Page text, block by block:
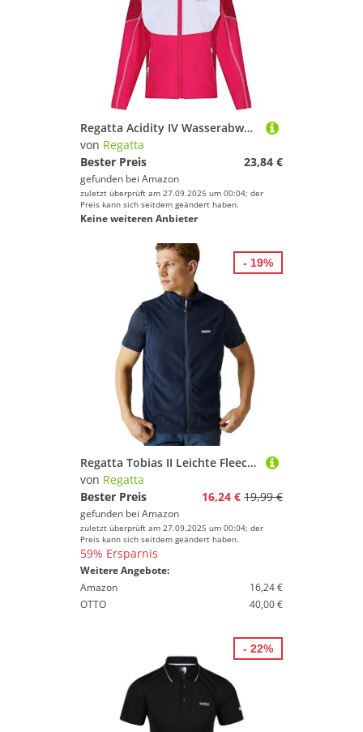
Regatta Acidity IV Wasserabweisende und Winddichte Softshell-Jacke mit Kapuze und Reißverschlusstaschen
von Regatta
Bester Preis
23,84 €
gefunden bei Amazon
zuletzt überprüft am 27.09.2025 um 00:04; der
Preis kann sich seitdem geändert haben.
Keine weiteren Anbieter
Regatta Tobias II Leichte Fleeceweste für Herren Marine
von Regatta
Bester Preis
16,24 € 19,99 €
gefunden bei Amazon
zuletzt überprüft am 27.09.2025 um 00:04; der
Preis kann sich seitdem geändert haben.
59% Ersparnis
Weitere Angebote:
Amazon
16,24 €
OTTO
40,00 €
- 19%
- 22%